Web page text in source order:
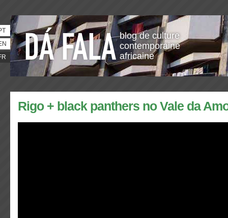
blog de culture
contemporaine
africaine
Rigo + black panthers no Vale da